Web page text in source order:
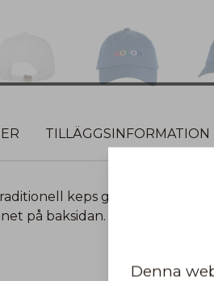
TILLÄGGSINFORMATION
keps gjord av bomull
på baksidan.
Denna